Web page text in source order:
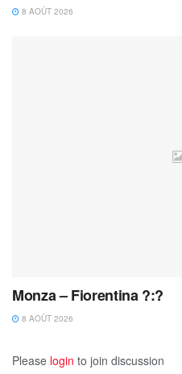
8 AOÛT 2026
Monza – Fiorentina ?:?
8 AOÛT 2026
Please login to join discussion